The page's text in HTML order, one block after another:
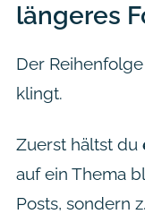
längeres
Der
klingt.
Zuerst hältst du
auf ein Thema
Posts, sondern